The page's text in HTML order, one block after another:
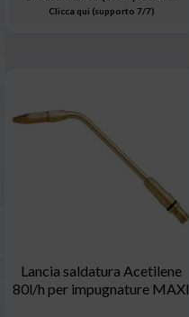
Clicca qui (supporto 7/7)
Lancia saldatura Acetilene
80l/h per impugnature MAXI